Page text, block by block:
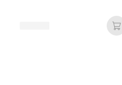
Caractéristiques